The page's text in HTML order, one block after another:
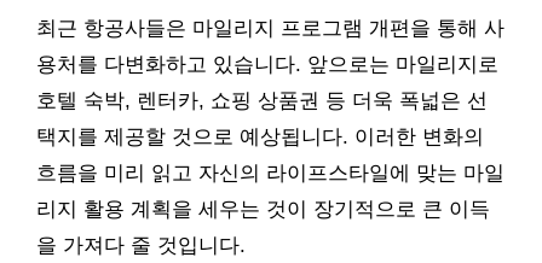
최근 항공사들은 마일리지 프로그램 개편을 통해 사
용처를 다변화하고 있습니다. 앞으로는 마일리지로
호텔 숙박, 렌터카, 쇼핑 상품권 등 더욱 폭넓은 선
택지를 제공할 것으로 예상됩니다. 이러한 변화의
흐름을 미리 읽고 자신의 라이프스타일에 맞는 마일
리지 활용 계획을 세우는 것이 장기적으로 큰 이득
을 가져다 줄 것입니다.